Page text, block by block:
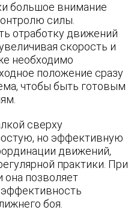
большое внимание
силы.
отработку движений
скорость и
необходимо
положение сразу
чтобы быть готовым
сверху
но эффективную
движений,
практики. При
позволяет
боя.